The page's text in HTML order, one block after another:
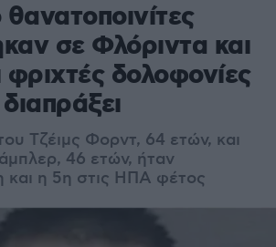
σε Φλόριντα και
δολοφονίες
Τζέιμς Φορντ, 64 ετών, και
46 ετών, ήταν
και η 5η στις ΗΠΑ φέτος